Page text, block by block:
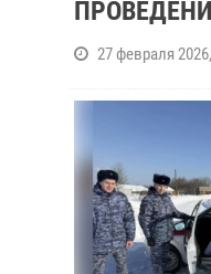
27 февраля